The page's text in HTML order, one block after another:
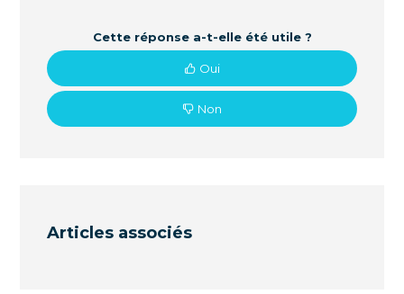
Cette réponse a-t-elle été utile ?
Oui
Non
Articles associés